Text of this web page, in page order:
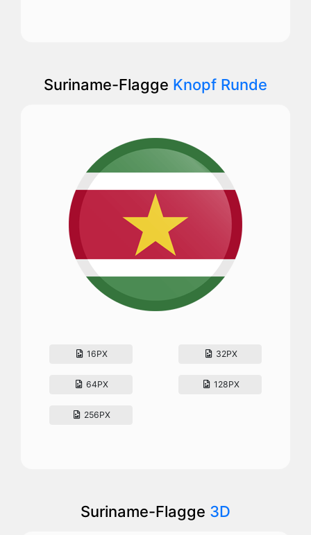
Suriname-Flagge Knopf Runde
16PX 32PX
64PX 128PX
256PX
Suriname-Flagge 3D